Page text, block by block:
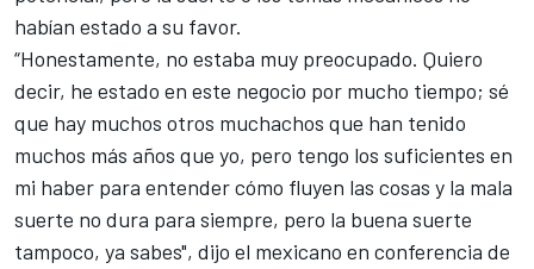
habían estado a su favor.
“Honestamente, no estaba muy preocupado. Quiero
decir, he estado en este negocio por mucho tiempo; sé
que hay muchos otros muchachos que han tenido
muchos más años que yo, pero tengo los suficientes en
mi haber para entender cómo fluyen las cosas y la mala
suerte no dura para siempre, pero la buena suerte
tampoco, ya sabes", dijo el mexicano en conferencia de